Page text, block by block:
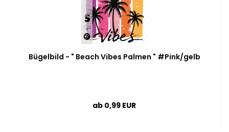
Bügelbild - " Beach Vibes Palmen " #Pink/gelb
ab 0,99 EUR